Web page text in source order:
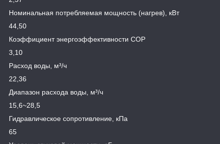
Номинальная потребляемая мощность (нагрев), кВт
44,50
Коэффициент энергоэффективности COP
3,10
Расход воды, м³/ч
22,36
Диапазон расхода воды, м³/ч
15,6~28,5
Гидравлическое сопротивление, кПа
65